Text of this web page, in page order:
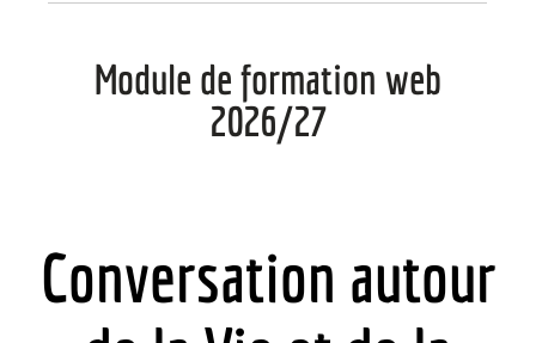
Module de formation web
2026/27
Conversation autour